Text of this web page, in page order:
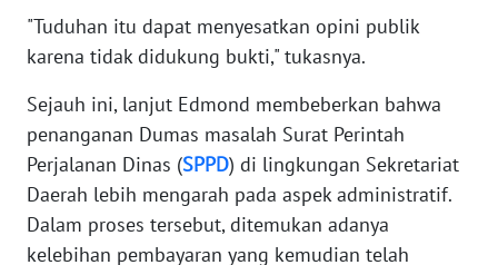
"Tuduhan itu dapat menyesatkan opini publik
karena tidak didukung bukti," tukasnya.
Sejauh ini, lanjut Edmond membeberkan bahwa
penanganan Dumas masalah Surat Perintah
Perjalanan Dinas (SPPD) di lingkungan Sekretariat
Daerah lebih mengarah pada aspek administratif.
Dalam proses tersebut, ditemukan adanya
kelebihan pembayaran yang kemudian telah
WN
PAPUA
WN
PAPUA
BARAT
WN
RIAU